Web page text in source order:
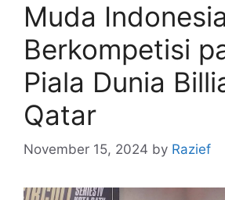
Muda Indonesia
Berkompetisi
Piala Dunia
Qatar
November 15, 2024 by Razief